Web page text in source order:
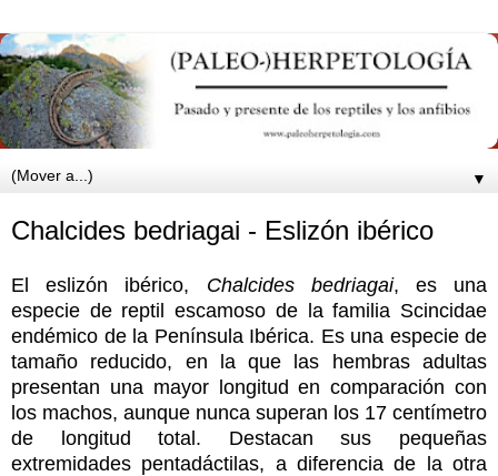
▼
Chalcides bedriagai - Eslizón ibérico
El eslizón ibérico, Chalcides bedriagai, es una
especie de reptil escamoso de la familia Scincidae
endémico de la Península Ibérica. Es una especie de
tamaño reducido, en la que las hembras adultas
presentan una mayor longitud en comparación con
los machos, aunque nunca superan los 17 centímetro
de longitud total. Destacan sus pequeñas
extremidades pentadáctilas, a diferencia de la otra